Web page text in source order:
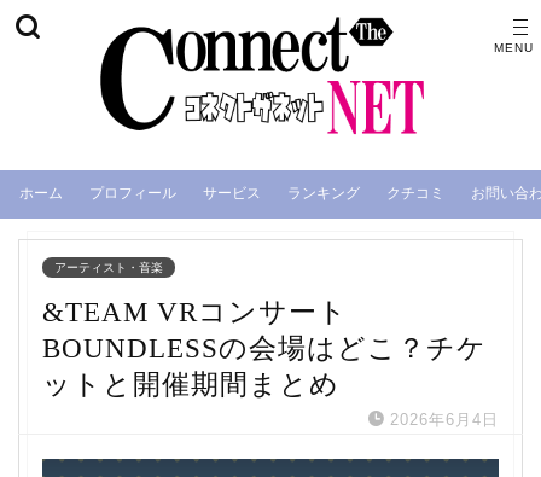
ホーム プロフィール サービス ランキング クチコミ お問い合
アーティスト・音楽
&TEAM VRコンサート
BOUNDLESSの会場はどこ？チケ
ットと開催期間まとめ
2026年6月4日